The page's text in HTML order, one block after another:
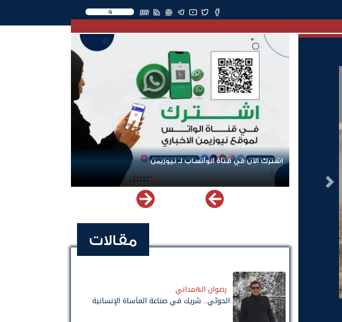
EN
التالى
اشترك الآن في قناة الواتساب لـ نيوزيمن
مقالات
رضوان الهمداني
الحوثي.. شريك في صناعة المأساة الإنسانية